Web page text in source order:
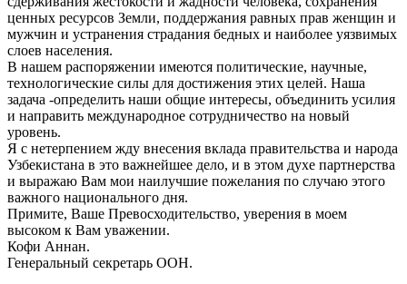
ценных ресурсов Земли, поддержания равных прав женщин и
мужчин и устранения страдания бедных и наиболее уязвимых
слоев населения.
В нашем распоряжении имеются политические, научные,
технологические силы для достижения этих целей. Наша
задача -определить наши общие интересы, объединить усилия
и направить международное сотрудничество на новый
уровень.
Я с нетерпением жду внесения вклада правительства и народа
Узбекистана в это важнейшее дело, и в этом духе партнерства
и выражаю Вам мои наилучшие пожелания по случаю этого
важного национального дня.
Примите, Ваше Превосходительство, уверения в моем
высоком к Вам уважении.
Кофи Аннан.
Генеральный секретарь ООН.